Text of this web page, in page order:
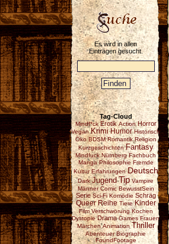
Es wird in allen
Einträgen gesucht.
Tag-Cloud
Mindf*ck Erotik Action Horror
Vegan Krimi Humor Historisch
Öko BDSM Romantik Religion
Kurzgeschichten Fantasy
Mindfuck Nürnberg Fachbuch
Manga Philosophie Fremde
Kultur Erfahrungen Deutsch
Dark Jugend Tip Vampire
Männer Comic BewusstSein
Serie Sci-Fi Komödie Schräg
Queer Reihe Tiere Kinder
Film Verschwörung Kochen
Dystopie Drama Games Frauen
Märchen Animation Thriller
Abenteuer Biographie
FoundFootage